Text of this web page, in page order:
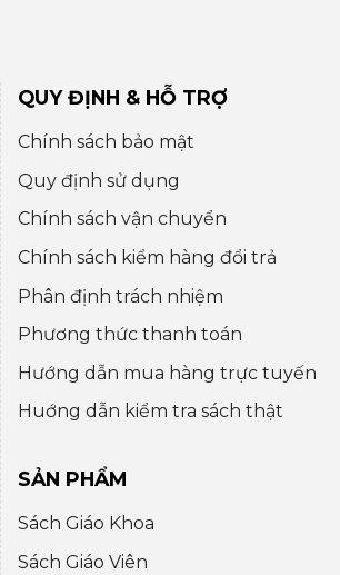
QUY ĐỊNH & HỖ TRỢ
Chính sách bảo mật
Quy định sử dụng
Chính sách vận chuyển
Chính sách kiểm hàng đổi trả
Phân định trách nhiệm
Phương thức thanh toán
Hướng dẫn mua hàng trực tuyến
Huớng dẫn kiểm tra sách thật
SẢN PHẨM
Sách Giáo Khoa
Sách Giáo Viên